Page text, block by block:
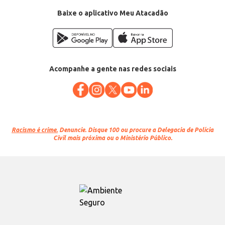
Baixe o aplicativo Meu Atacadão
Acompanhe a gente nas redes sociais
Racismo é crime. Denuncie. Disque 100 ou procure a Delegacia de Polícia
Civil mais próxima ou o Ministério Público.